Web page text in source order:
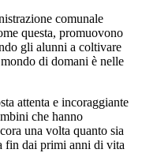
comunale
questa, promuovono
gli alunni a coltivare
di domani è nelle
attenta e incoraggiante
che hanno
una volta quanto sia
fin dai primi anni di vita